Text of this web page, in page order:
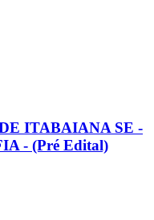
ITABAIANA SE -
- (Pré Edital)